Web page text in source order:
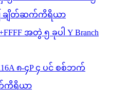
အတွဲ ၅ ခုပါ Y Branch